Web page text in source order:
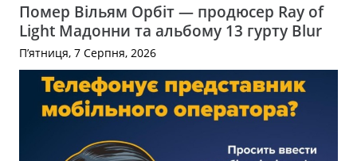
Помер Вільям Орбіт — продюсер Ray of
Light Мадонни та альбому 13 гурту Blur
П’ятниця, 7 Серпня, 2026